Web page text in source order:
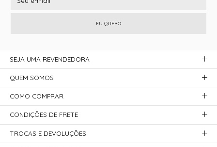
EU QUERO
SEJA UMA REVENDEDORA
QUEM SOMOS
COMO COMPRAR
CONDIÇÕES DE FRETE
TROCAS E DEVOLUÇÕES